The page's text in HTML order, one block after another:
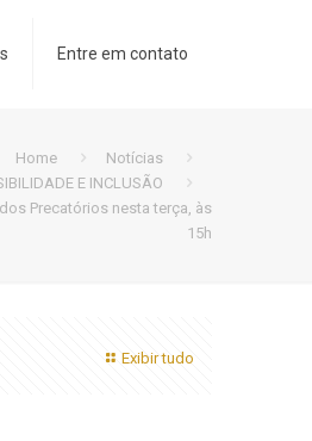
Entre em contato
Home
Notícias
E INCLUSÃO
Precatórios nesta terça, às
15h
Exibir tudo